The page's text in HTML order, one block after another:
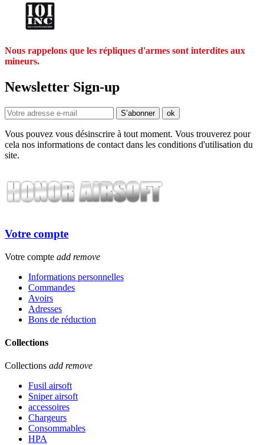
Nous rappelons que les répliques d'armes sont interdites aux
mineurs.
Newsletter Sign-up
Vous pouvez vous désinscrire à tout moment. Vous trouverez pour
cela nos informations de contact dans les conditions d'utilisation du
site.
Votre compte
Votre compte add remove
Informations personnelles
Commandes
Avoirs
Adresses
Bons de réduction
Collections
Collections add remove
Fusil airsoft
Sniper airsoft
accessoires
Chargeurs
Consommables
HPA